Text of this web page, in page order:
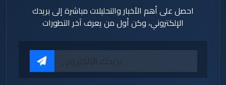
احصل على أهم الأخبار والتحليلات مباشرة إلى بريدك
الإلكتروني، وكن أول من يعرف آخر التطورات